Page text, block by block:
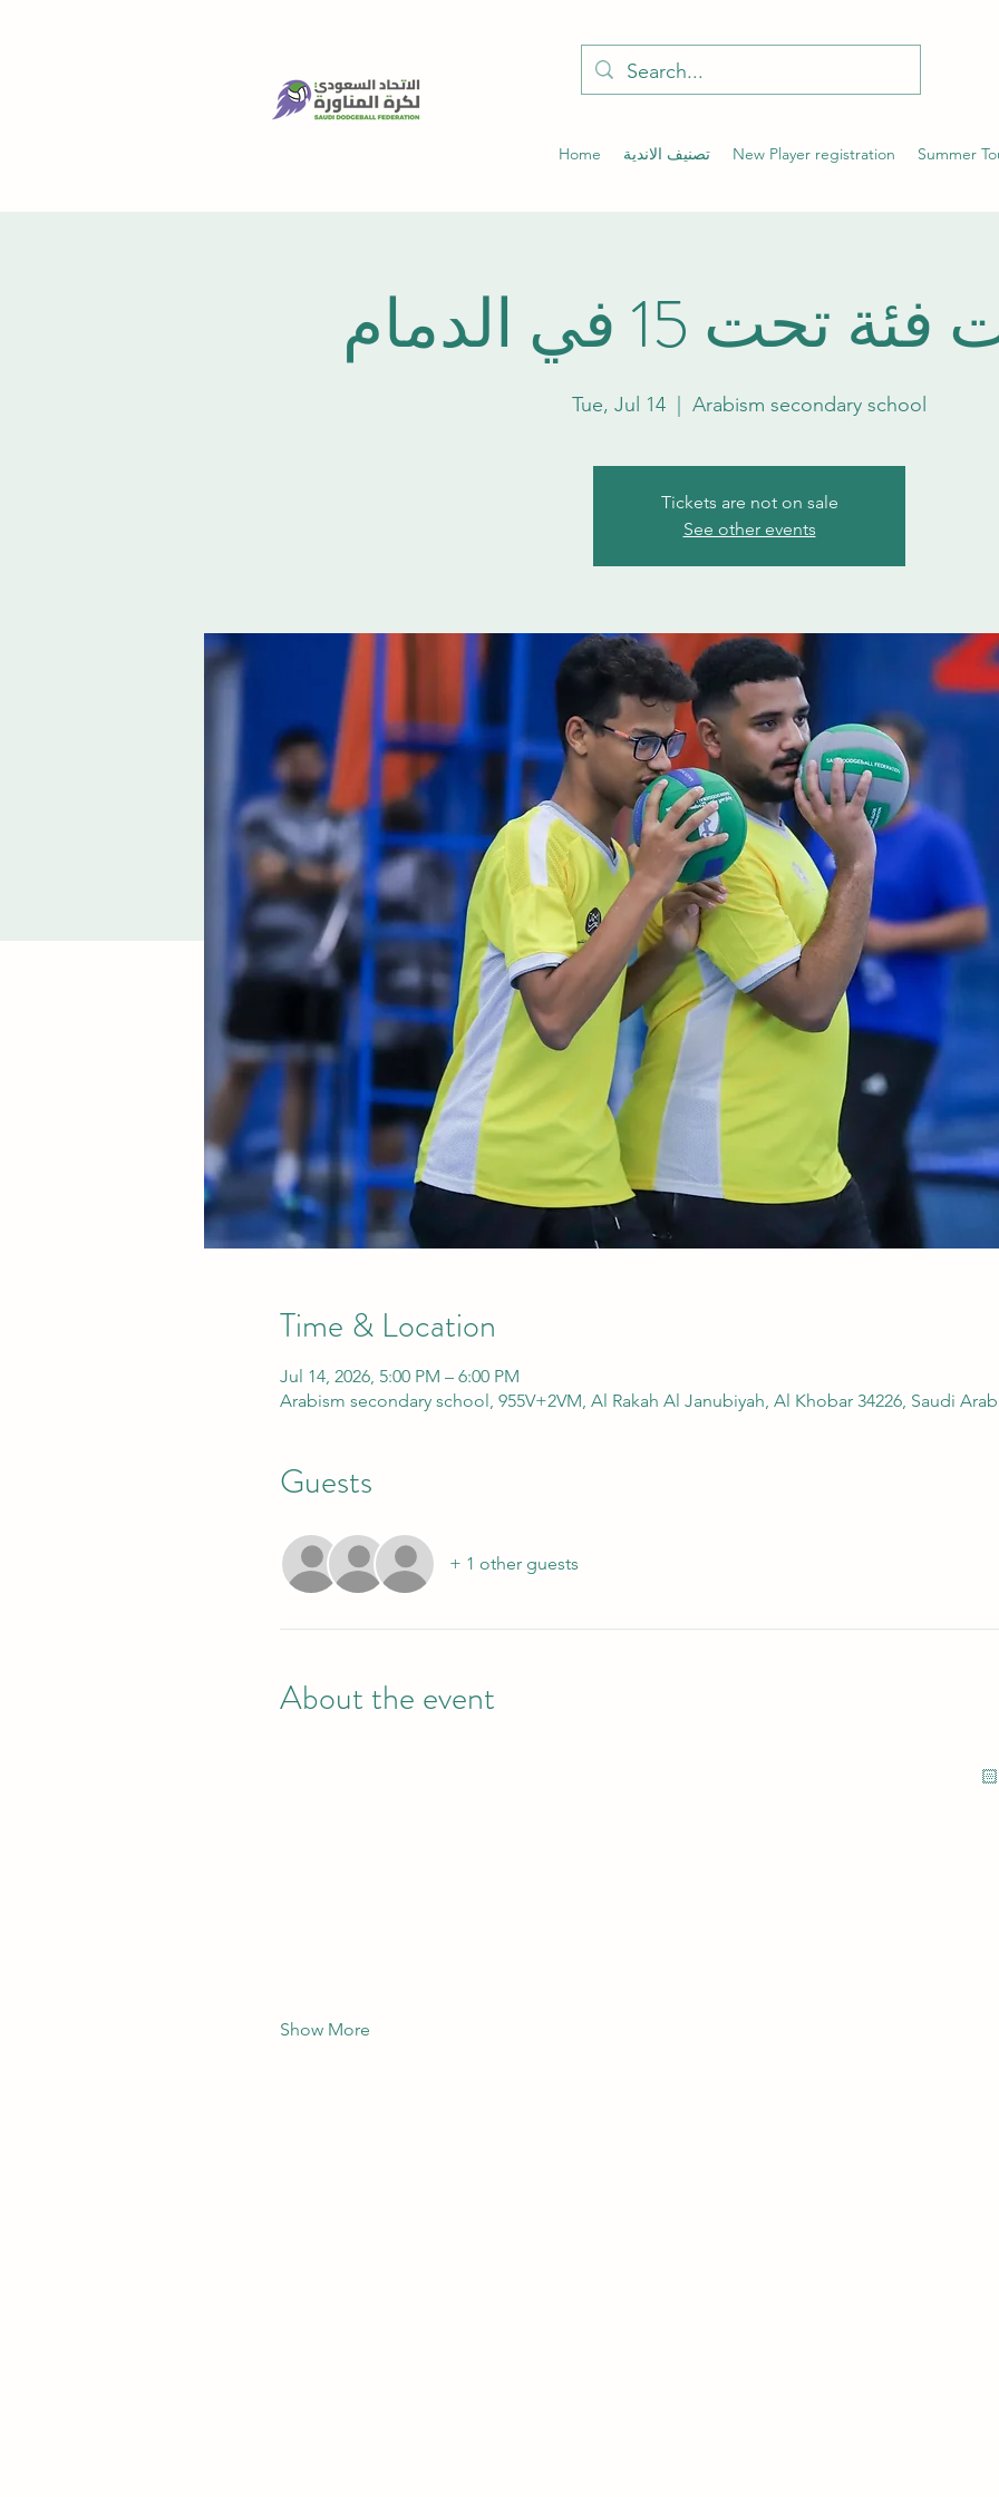
Home تصنيف الاندية New Player registration Summer
تحت 15 في الدمام
Tue, Jul 14 Arabism secondary school
Tickets are not on sale
See other events
Time & Location
Jul 14, 2026, 5:00 PM – 6:00 PM
Arabism secondary school, 955V+2VM, Al Rakah Al Janubiyah, Al Khobar 34226, Saudi
Guests
+ 1 other guests
About the event
Show More